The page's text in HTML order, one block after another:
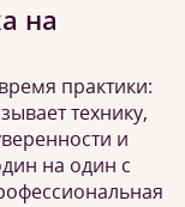
на
практики:
технику,
и
на один с